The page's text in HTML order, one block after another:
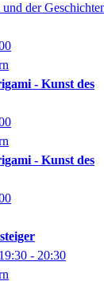
19:30 - 20:30
der
- Kunst des
- Kunst des